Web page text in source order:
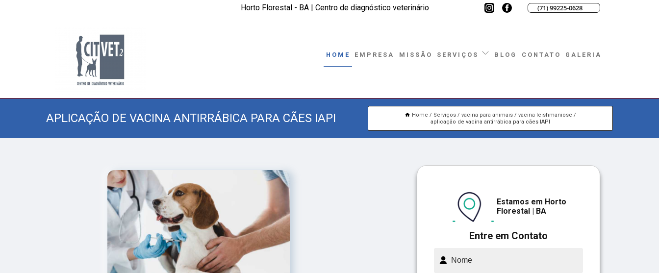
Horto Florestal - BA | Centro de diagnóstico veterinário (71) 99225-0628
HOME EMPRESA MISSÃO SERVIÇOS BLOG CONTATO GALERIA
APLICAÇÃO DE VACINA ANTIRRÁBICA PARA CÃES IAPI Home Serviços vacina para animais
vacina leishmaniose
aplicação de vacina antirrábica para cães IAPI
Entre em Contato
Estamos em Horto
Florestal | BA